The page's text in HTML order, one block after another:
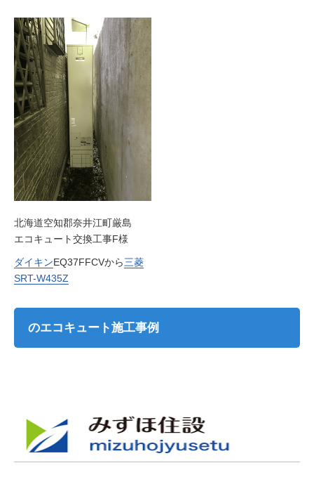
北海道空知郡奈井江町厳島
エコキュート交換工事F様
ダイキンEQ37FFCVから三菱
SRT-W435Z
のエコキュート施工事例